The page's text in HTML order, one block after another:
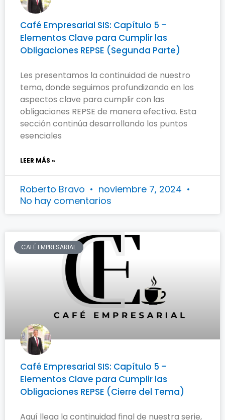
Café Empresarial SIS: Capítulo 5 –
Elementos Clave para Cumplir las
Obligaciones REPSE (Segunda Parte)
Les presentamos la continuidad de nuestro
tema, donde seguimos profundizando en los
aspectos clave para cumplir con las
obligaciones REPSE de manera efectiva. Esta
sección continúa desarrollando los puntos
esenciales
LEER MÁS »
Roberto Bravo
noviembre 7, 2024
No hay comentarios
CAFÉ EMPRESARIAL
Café Empresarial SIS: Capítulo 5 –
Elementos Clave para Cumplir las
Obligaciones REPSE (Cierre del Tema)
Aquí llega la continuidad final de nuestra serie,